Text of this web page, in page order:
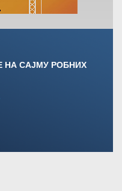
НА САЈМУ РОБНИХ